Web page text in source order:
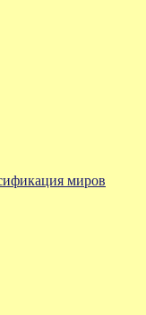
миров